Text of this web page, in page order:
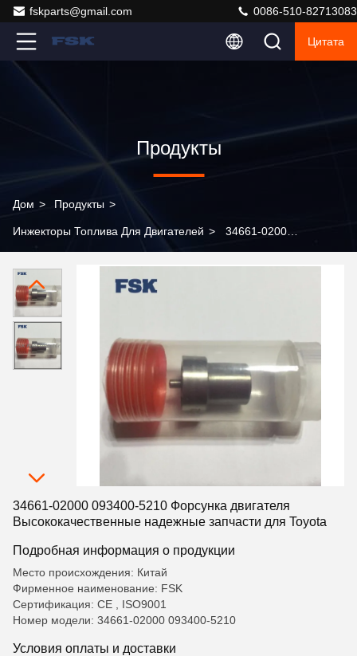
fskparts@gmail.com 0086-510-82713083
Цитата
Продукты
Дом > Продукты >
Инжекторы Топлива Для Двигателей > 34661-02000
Высококачественные надежные запчасти для Toyota
34661-02000 093400-5210 Форсунка двигателя
Высококачественные надежные запчасти для Toyota
Подробная информация о продукции
Место происхождения: Китай
Фирменное наименование: FSK
Сертификация: CE , ISO9001
Номер модели: 34661-02000 093400-5210
Условия оплаты и доставки